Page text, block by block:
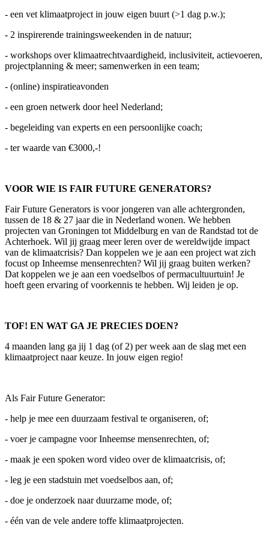
- een vet klimaatproject in jouw eigen buurt (>1 dag p.w.);
- 2 inspirerende trainingsweekenden in de natuur;
- workshops over klimaatrechtvaardigheid, inclusiviteit, actievoeren,
projectplanning & meer; samenwerken in een team;
- (online) inspiratieavonden
- een groen netwerk door heel Nederland;
- begeleiding van experts en een persoonlijke coach;
- ter waarde van €3000,-!
VOOR WIE IS FAIR FUTURE GENERATORS?
Fair Future Generators is voor jongeren van alle achtergronden,
tussen de 18 & 27 jaar die in Nederland wonen. We hebben
projecten van Groningen tot Middelburg en van de Randstad tot de
Achterhoek. Wil jij graag meer leren over de wereldwijde impact
van de klimaatcrisis? Dan koppelen we je aan een project wat zich
focust op Inheemse mensenrechten? Wil jij graag buiten werken?
Dat koppelen we je aan een voedselbos of permacultuurtuin! Je
hoeft geen ervaring of voorkennis te hebben. Wij leiden je op.
TOF! EN WAT GA JE PRECIES DOEN?
4 maanden lang ga jij 1 dag (of 2) per week aan de slag met een
klimaatproject naar keuze. In jouw eigen regio!
Als Fair Future Generator:
- help je mee een duurzaam festival te organiseren, of;
- voer je campagne voor Inheemse mensenrechten, of;
- maak je een spoken word video over de klimaatcrisis, of;
- leg je een stadstuin met voedselbos aan, of;
- doe je onderzoek naar duurzame mode, of;
- één van de vele andere toffe klimaatprojecten.